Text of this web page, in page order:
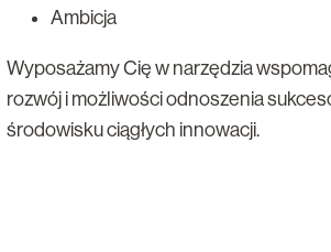
Ambicja
Wyposażamy Cię w narzędzia
rozwój i możliwości odnoszenia
środowisku ciągłych innowacji.